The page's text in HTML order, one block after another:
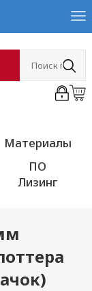
Материалы
ПО
Лизинг